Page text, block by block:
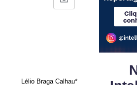
Share
Lélio Braga Calhau*